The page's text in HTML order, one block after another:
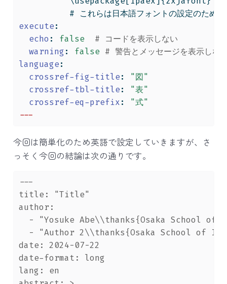
# これらは日本語フォントの設定のために
execute:
echo : false
  # コードを表示しない
warning: false # 警告とメッセージを表示しな
language:
crossref-fig-title:
"図"
crossref-tbl-title:
"表"
crossref-eq-prefix:
"式"
---
今回は簡単化のため英語で設定していきますが、さ
っそく今回の結論は次の通りです。
---
title:
"Title"
author:
- "Yosuke Abe\\thanks{Osaka School of
- "Author 2\\thanks{Osaka School of
date:
2024-07-22
date-format:
long
lang:
en